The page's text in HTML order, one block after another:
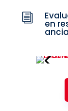
i
en